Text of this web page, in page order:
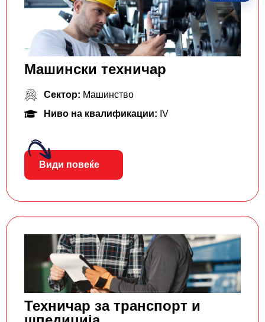
Машински техничар
Сектор: Машинство
Ниво на квалификации: IV
Види повеќе
Техничар за транспорт и